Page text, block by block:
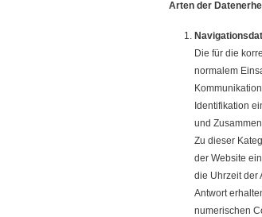
Arten der
Die für die
normalem
Identifikation
und
Zu dieser
der Website
die Uhrzeit der
Antwort
numerischen